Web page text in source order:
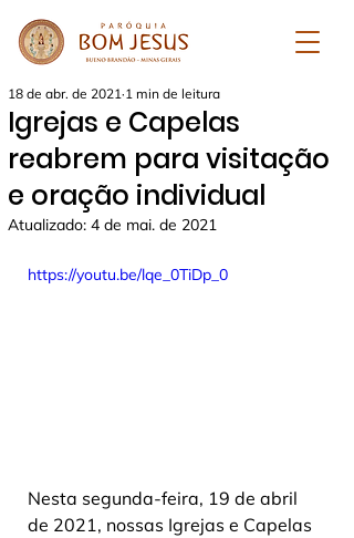
Igrejas e Capelas
reabrem para visitação
e oração individual
18 de abr. de 2021 1 min de leitura
Atualizado: 4 de mai. de 2021
https://youtu.be/lqe_0TiDp_0
Nesta segunda-feira, 19 de abril
de 2021, nossas Igrejas e Capelas